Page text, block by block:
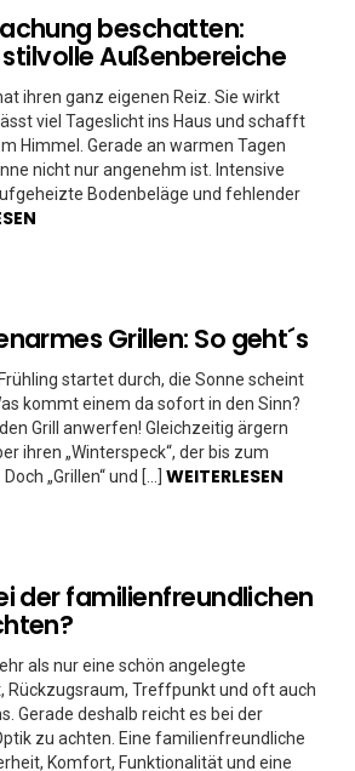
beschatten:
Außenbereiche
ihren ganz eigenen Reiz. Sie wirkt
viel Tageslicht ins Haus und schafft
Himmel. Gerade an warmen Tagen
nicht nur angenehm ist. Intensive
Bodenbeläge und fehlender
Grillen: So geht´s
startet durch, die Sonne scheint
kommt einem da sofort in den Sinn?
Grill anwerfen! Gleichzeitig ärgern
ihren „Winterspeck“, der bis zum
„Grillen“ und […] WEITERLESEN
der familienfreundlichen
als nur eine schön angelegte
Rückzugsraum, Treffpunkt und oft auch
Gerade deshalb reicht es bei der
zu achten. Eine familienfreundliche
Komfort, Funktionalität und eine